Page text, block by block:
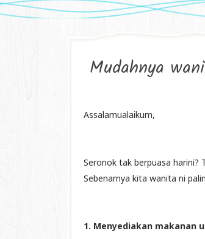
Mudahnya
Assalamualaikum,
Seronok tak berpuasa harini?
Sebenarnya kita wanita ni
1. Menyediakan makanan